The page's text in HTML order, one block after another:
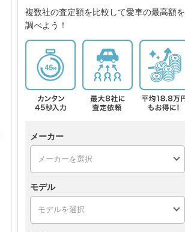
複数社の査定額を比較して愛車の最高額を
調べよう！
メーカー
モデル